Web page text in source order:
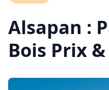
Alsapan :
Bois Prix